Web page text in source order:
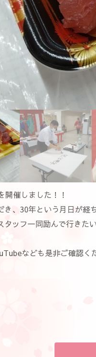
開催しました！！
、30年という月日が経
ッフ一同励んで行きた
なども是非ご確認く